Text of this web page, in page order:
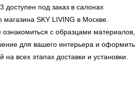
доступен под заказ в салонах
магазина SKY LIVING в Москве.
с образцами материалов,
для вашего интерьера и оформить
на всех этапах доставки и установки.